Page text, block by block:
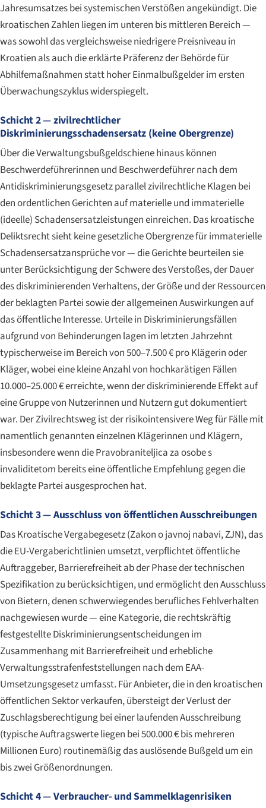
Jahresumsatzes bei systemischen Verstößen angekündigt. Die
kroatischen Zahlen liegen im unteren bis mittleren Bereich —
was sowohl das vergleichsweise niedrigere Preisniveau in
Kroatien als auch die erklärte Präferenz der Behörde für
Abhilfemaßnahmen statt hoher Einmalbußgelder im ersten
Überwachungszyklus widerspiegelt.
Schicht 2 — zivilrechtlicher
Diskriminierungsschadensersatz (keine Obergrenze)
Über die Verwaltungsbußgeldschiene hinaus können
Beschwerdeführerinnen und Beschwerdeführer nach dem
Antidiskriminierungsgesetz parallel zivilrechtliche Klagen bei
den ordentlichen Gerichten auf materielle und immaterielle
(ideelle) Schadensersatzleistungen einreichen. Das kroatische
Deliktsrecht sieht keine gesetzliche Obergrenze für immaterielle
Schadensersatzansprüche vor — die Gerichte beurteilen sie
unter Berücksichtigung der Schwere des Verstoßes, der Dauer
des diskriminierenden Verhaltens, der Größe und der Ressourcen
der beklagten Partei sowie der allgemeinen Auswirkungen auf
das öffentliche Interesse. Urteile in Diskriminierungsfällen
aufgrund von Behinderungen lagen im letzten Jahrzehnt
typischerweise im Bereich von 500–7.500 € pro Klägerin oder
Kläger, wobei eine kleine Anzahl von hochkarätigen Fällen
10.000–25.000 € erreichte, wenn der diskriminierende Effekt auf
eine Gruppe von Nutzerinnen und Nutzern gut dokumentiert
war. Der Zivilrechtsweg ist der risikointensivere Weg für Fälle mit
namentlich genannten einzelnen Klägerinnen und Klägern,
insbesondere wenn die Pravobraniteljica za osobe s
invaliditetom bereits eine öffentliche Empfehlung gegen die
beklagte Partei ausgesprochen hat.
Schicht 3 — Ausschluss von öffentlichen Ausschreibungen
Das Kroatische Vergabegesetz (Zakon o javnoj nabavi, ZJN), das
die EU-Vergaberichtlinien umsetzt, verpflichtet öffentliche
Auftraggeber, Barrierefreiheit ab der Phase der technischen
Spezifikation zu berücksichtigen, und ermöglicht den Ausschluss
von Bietern, denen schwerwiegendes berufliches Fehlverhalten
nachgewiesen wurde — eine Kategorie, die rechtskräftig
festgestellte Diskriminierungsentscheidungen im
Zusammenhang mit Barrierefreiheit und erhebliche
Verwaltungsstrafenfeststellungen nach dem EAA-
Umsetzungsgesetz umfasst. Für Anbieter, die in den kroatischen
öffentlichen Sektor verkaufen, übersteigt der Verlust der
Zuschlagsberechtigung bei einer laufenden Ausschreibung
(typische Auftragswerte liegen bei 500.000 € bis mehreren
Millionen Euro) routinemäßig das auslösende Bußgeld um ein
bis zwei Größenordnungen.
Schicht 4 — Verbraucher- und Sammelklagenrisiken